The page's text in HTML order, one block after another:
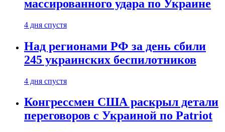
массированного удара по Украине
4 дня спустя
Над регионами РФ за день сбили
245 украинских беспилотников
4 дня спустя
Конгрессмен США раскрыл детали
переговоров с Украиной по Patriot